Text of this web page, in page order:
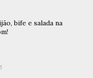
bife e salada na